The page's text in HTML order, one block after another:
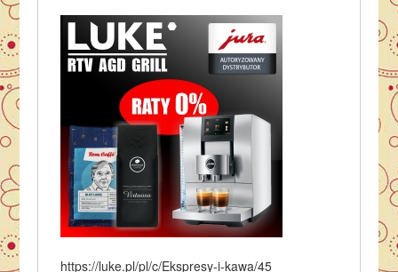
https://luke.pl/pl/c/Ekspresy-i-kawa/45